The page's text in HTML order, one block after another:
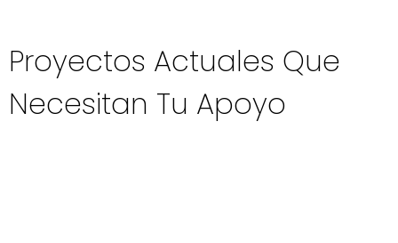
Proyectos Actuales Que
Necesitan Tu Apoyo